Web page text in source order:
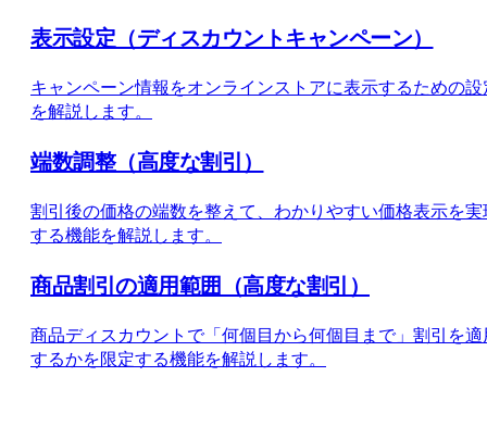
表示設定（ディスカウントキャンペーン）
キャンペーン情報をオンラインストアに表示するための設
を解説します。
端数調整（高度な割引）
割引後の価格の端数を整えて、わかりやすい価格表示を実
する機能を解説します。
商品割引の適用範囲（高度な割引）
商品ディスカウントで「何個目から何個目まで」割引を適
するかを限定する機能を解説します。